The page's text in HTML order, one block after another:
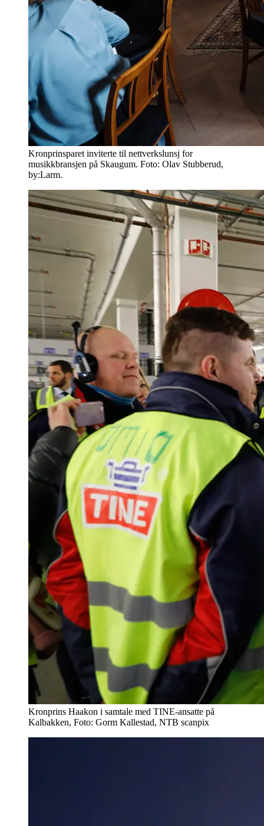
Kronprinsparet inviterte til nettverkslunsj for
musikkbransjen på Skaugum. Foto: Olav Stubberud,
by:Larm.
Kronprins Haakon i samtale med TINE-ansatte på
Kalbakken, Foto: Gorm Kallestad, NTB scanpix